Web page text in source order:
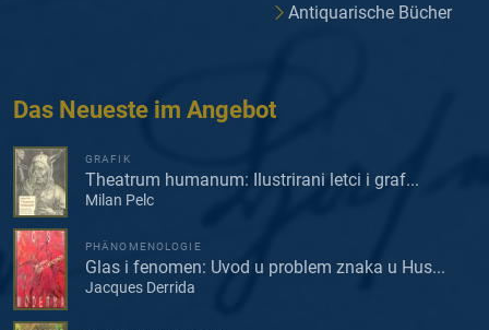
Antiquarische Bücher
Das Neueste im Angebot
GRAFIK
Theatrum humanum: Ilustrirani letci i graf...
Milan Pelc
PHÄNOMENOLOGIE
Glas i fenomen: Uvod u problem znaka u Hus...
Jacques Derrida